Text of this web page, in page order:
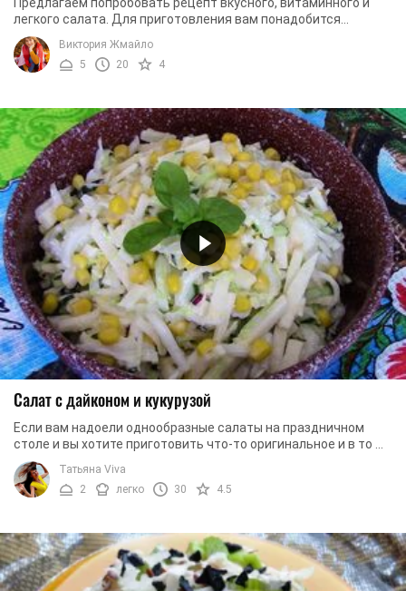
легкого салата. Для приготовления вам понадобится
приобрести всего лишь два продукта – дайкон и ...
Виктория Жмайло
5
20 4
Салат с дайконом и кукурузой
Если вам надоели однообразные салаты на праздничном
столе и вы хотите приготовить что-то оригинальное и в то же
время чрезвычайно вкусное и ...
Татьяна Viva
2
легко 30 4.5